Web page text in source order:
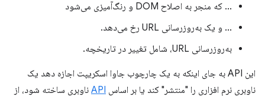
... که منجر به اصلاح DOM و رنگ‌آمیزی می‌شود
... و یک به‌روزرسانی URL رخ می‌دهد.
به‌روزرسانی URL، شامل تغییر در تاریخچه.
این API به جای اینکه به یک چارچوب جاوا اسکریپت اجازه دهد یک
ناوبری نرم افزاری را "منتشر" کند یا بر اساس API ناوبری ساخته شود، از